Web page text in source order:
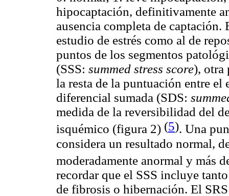
hipocaptación, definitivamente
ausencia completa de
estudio de estrés como al de
puntos de los segmentos
(SSS: summed stress score), otra
la resta de la puntuación entre
diferencial sumada (SDS:
medida de la reversibilidad del
isquémico (figura 2) (5). Una
considera un resultado normal,
moderadamente anormal y más
recordar que el SSS incluye
de fibrosis o hibernación. El